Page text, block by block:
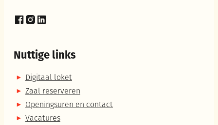
Nuttige links
Digitaal loket
Zaal reserveren
Openingsuren en contact
Vacatures
Facebook
Instagram
LinkedIn